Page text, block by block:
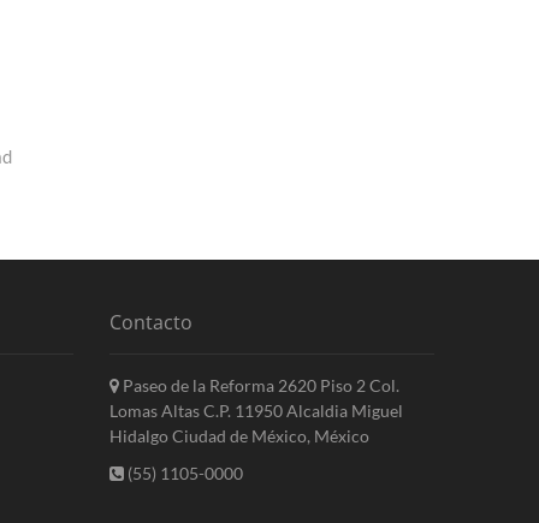
Contacto
Paseo de la Reforma 2620 Piso 2 Col.
Lomas Altas C.P. 11950 Alcaldia Miguel
Hidalgo Ciudad de México, México
(55) 1105-0000